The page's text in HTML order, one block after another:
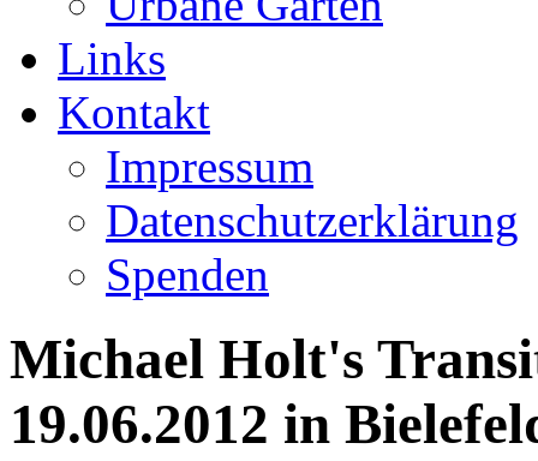
Links
Kontakt
Impressum
Datenschutzerklärung
Spenden
Michael Holt's
19.06.2012 in